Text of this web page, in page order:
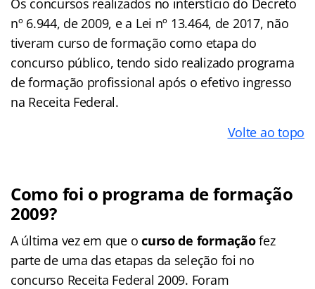
Os concursos realizados no interstício do Decreto
nº 6.944, de 2009, e a Lei nº 13.464, de 2017, não
tiveram curso de formação como etapa do
concurso público, tendo sido realizado programa
de formação profissional após o efetivo ingresso
na Receita Federal.
Volte ao topo
Como foi o programa de formação
2009?
A última vez em que ocurso de formaçãofez
parte de uma das etapas da seleção foi no
concurso Receita Federal 2009. Foram